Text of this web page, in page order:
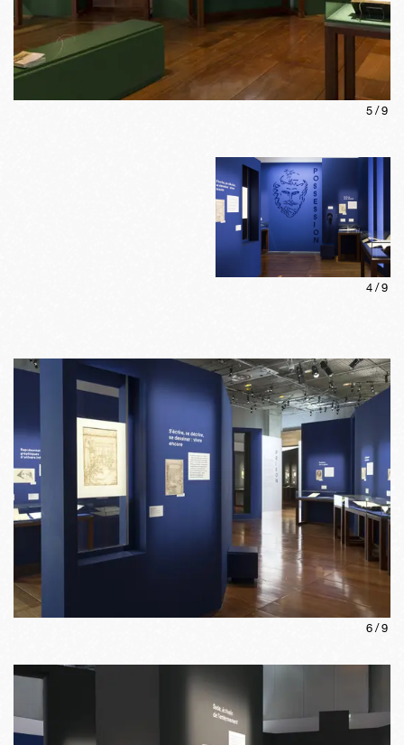
5 /9
4 /9
6 /9